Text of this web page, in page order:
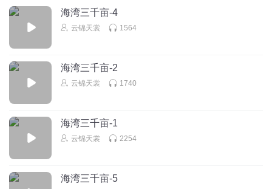
海湾三千亩-4
云锦天裳 1564
海湾三千亩-2
云锦天裳 1740
海湾三千亩-1
云锦天裳 2254
海湾三千亩-5